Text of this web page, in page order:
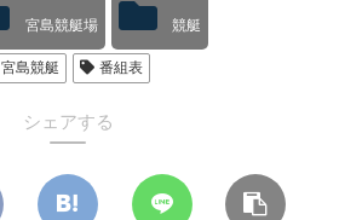
宮島競艇場 競艇
宮島競艇 番組表
シェアする